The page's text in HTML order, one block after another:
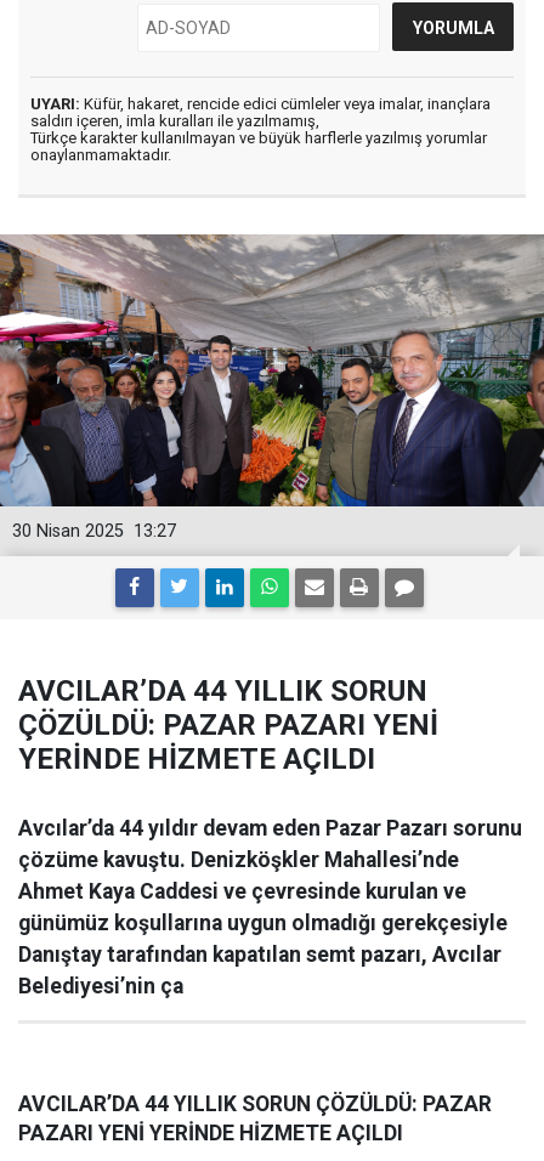
UYARI: Küfür, hakaret, rencide edici cümleler veya imalar, inançlara
saldırı içeren, imla kuralları ile yazılmamış,
Türkçe karakter kullanılmayan ve büyük harflerle yazılmış yorumlar
onaylanmamaktadır.
13:27
30 Nisan 2025
AVCILAR’DA 44 YILLIK SORUN
ÇÖZÜLDÜ: PAZAR PAZARI YENİ
YERİNDE HİZMETE AÇILDI
Avcılar’da 44 yıldır devam eden Pazar Pazarı sorunu
çözüme kavuştu. Denizköşkler Mahallesi’nde
Ahmet Kaya Caddesi ve çevresinde kurulan ve
günümüz koşullarına uygun olmadığı gerekçesiyle
Danıştay tarafından kapatılan semt pazarı, Avcılar
Belediyesi’nin ça
AVCILAR’DA 44 YILLIK SORUN ÇÖZÜLDÜ: PAZAR
PAZARI YENİ YERİNDE HİZMETE AÇILDI